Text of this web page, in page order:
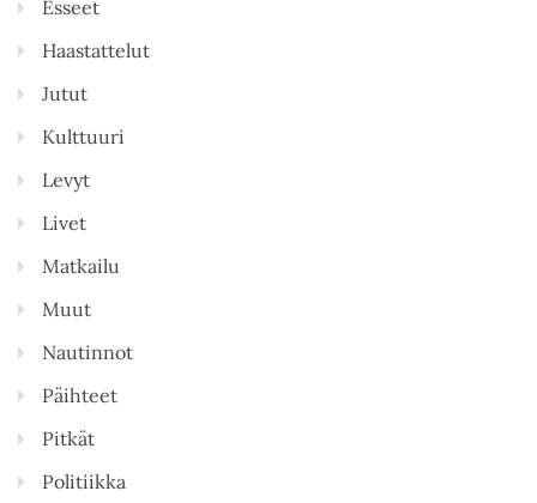
Esseet
Haastattelut
Jutut
Kulttuuri
Levyt
Livet
Matkailu
Muut
Nautinnot
Päihteet
Pitkät
Politiikka